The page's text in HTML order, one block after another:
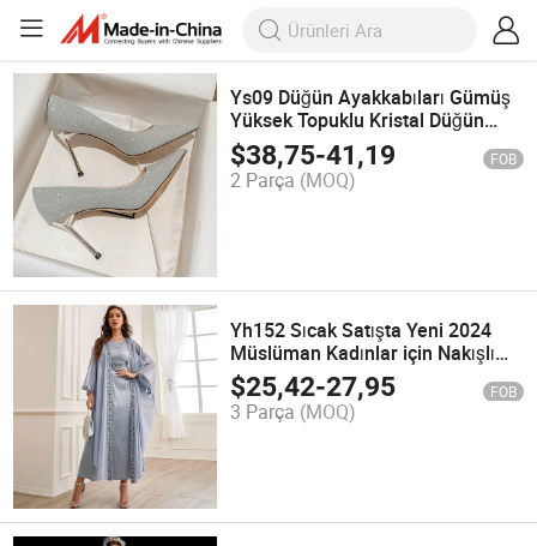
Ys09 Düğün Ayakkabıları Gümüş
Yüksek Topuklu Kristal Düğün
Ayakkabıları Bayan Ayakkabısı
$38,75-41,19 FOB
2 Parça (MOQ)
Yh152 Sıcak Satışta Yeni 2024
Müslüman Kadınlar için Nakışlı
Akşam Elbisesi
$25,42-27,95 FOB
3 Parça (MOQ)